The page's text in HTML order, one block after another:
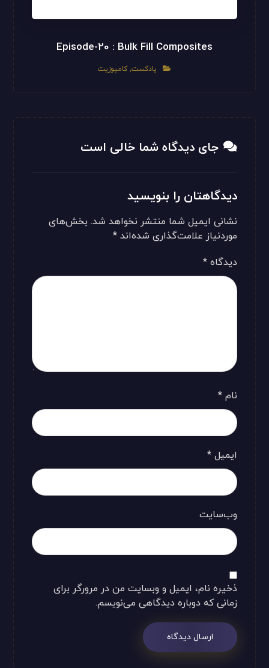
Episode-20 : Bulk Fill Composites
پادکست, کامپوزیت
جای دیدگاه شما خالی است
دیدگاهتان را بنویسید
نشانی ایمیل شما منتشر نخواهد شد. بخش‌های
موردنیاز علامت‌گذاری شده‌اند*
دیدگاه*
نام*
ایمیل*
وب‌سایت
ذخیره نام، ایمیل و وبسایت من در مرورگر برای
زمانی که دوباره دیدگاهی می‌نویسم.
ارسال دیدگاه